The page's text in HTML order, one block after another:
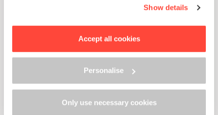
In order to withdraw the consent provided previously and
to view the complete information on data processing,
Show details
Accept all cookies
Personalise
Only use necessary cookies
Richiedi un preventivo gratuito
a questi bike hotels
Quotazione diretta dall'hotel